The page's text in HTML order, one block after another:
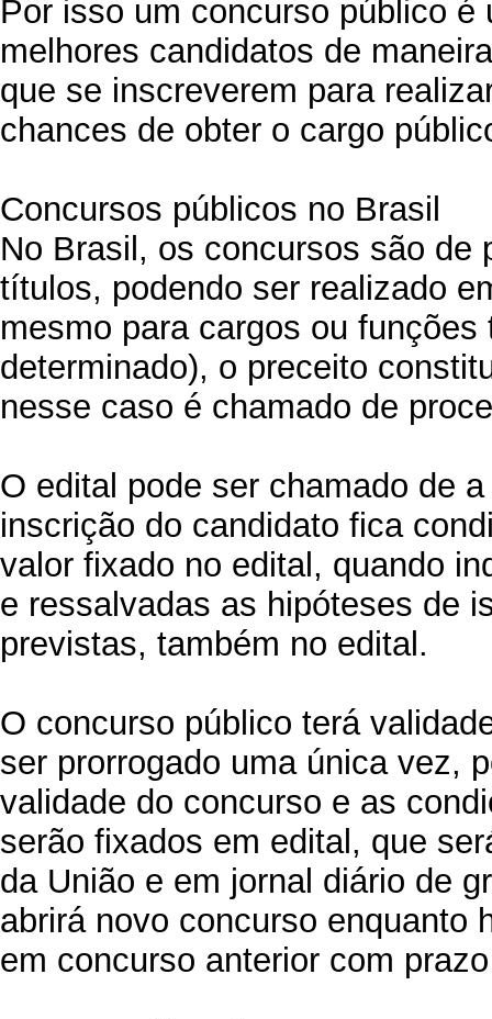
Por isso um concurso público
melhores candidatos de
que se inscreverem para
chances de obter o cargo
Concursos públicos no Brasil
No Brasil, os concursos são de
títulos, podendo ser realizado
mesmo para cargos ou
determinado), o preceito
nesse caso é chamado de
O edital pode ser chamado de
inscrição do candidato fica
valor fixado no edital, quando
e ressalvadas as hipóteses de
previstas, também no edital.
O concurso público terá
ser prorrogado uma única vez,
validade do concurso e as
serão fixados em edital, que
da União e em jornal diário de
abrirá novo concurso enquanto
em concurso anterior com